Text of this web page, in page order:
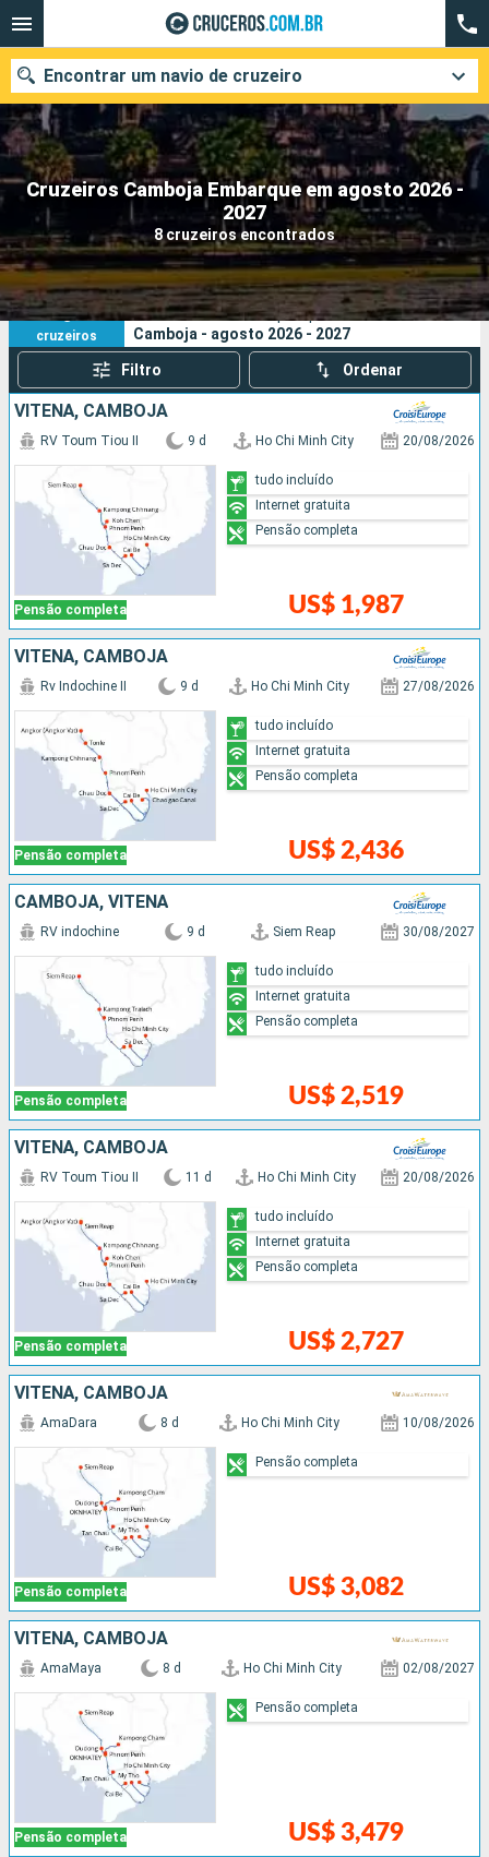
Cruzeiros Camboja Embarque em agosto 2026 -
2027
8 cruzeiros encontrados
Encontrar um navio de cruzeiro
Quando ir?
Data de partida
Cidades Companhias
Pesquisar
8
cruzeiros
Os seus critérios de pesquisa:
Camboja - agosto 2026 - 2027
Filtro Ordenar
VITENÃ, CAMBOJA
Pensão completa
RV Toum Tiou II 9 d Ho Chi Minh City 20/08/2026
US$ 1,987
tudo incluído
Internet gratuita
Pensão completa
VITENÃ, CAMBOJA
Pensão completa
Rv Indochine II 9 d Ho Chi Minh City 27/08/2026
US$ 2,436
tudo incluído
Internet gratuita
Pensão completa
CAMBOJA, VITENÃ
Pensão completa
RV indochine 9 d Siem Reap 30/08/2027
US$ 2,519
tudo incluído
Internet gratuita
Pensão completa
VITENÃ, CAMBOJA
Pensão completa
RV Toum Tiou II 11 d Ho Chi Minh City 20/08/2026
US$ 2,727
tudo incluído
Internet gratuita
Pensão completa
VITENÃ, CAMBOJA
Pensão completa
AmaDara 8 d Ho Chi Minh City 10/08/2026
US$ 3,082
Pensão completa
VITENÃ, CAMBOJA
Pensão completa
AmaMaya 8 d Ho Chi Minh City 02/08/2027
US$ 3,479
Pensão completa